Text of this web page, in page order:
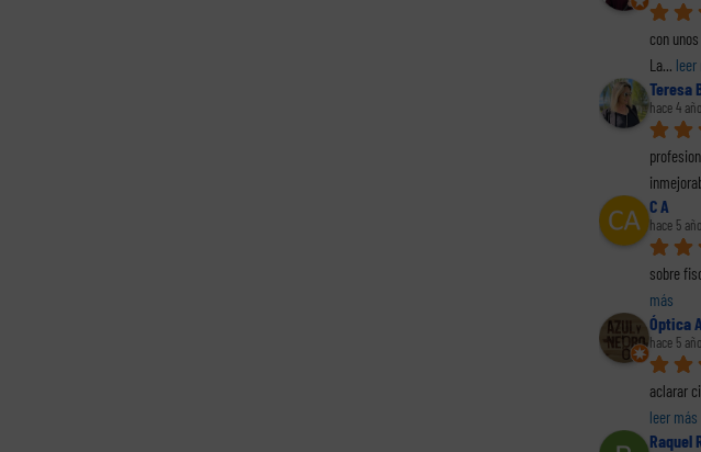
con
La... leer
Teresa
hace 4
C A
hace 5
sobre
más
Óptica
hace 5
aclarar
leer más
Raquel